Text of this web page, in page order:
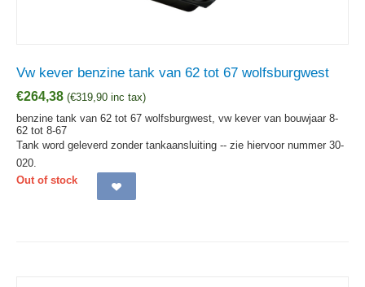
Vw kever benzine tank van 62 tot 67 wolfsburgwest
€264,38 (€319,90 inc tax)
benzine tank van 62 tot 67 wolfsburgwest, vw kever van bouwjaar 8-
62 tot 8-67
Tank word geleverd zonder tankaansluiting -- zie hiervoor nummer 30-
020.
Out of stock